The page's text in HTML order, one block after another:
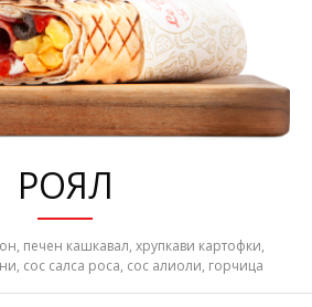
РОЯЛ
печен кашкавал, хрупкави картофки,
сос салса роса, сос алиоли, горчица